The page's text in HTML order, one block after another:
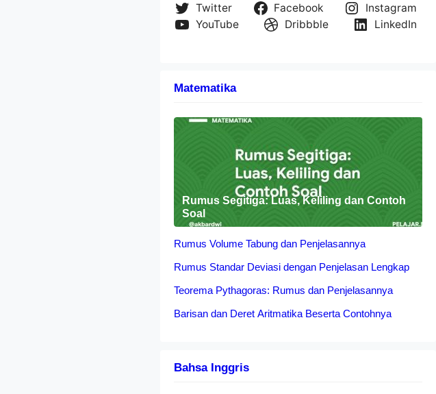
Twitter Facebook
Instagram
YouTube
Dribbble LinkedIn
Matematika
Rumus Segitiga: Luas, Keliling dan Contoh
Soal
Rumus Volume Tabung dan Penjelasannya
Rumus Standar Deviasi dengan Penjelasan Lengkap
Teorema Pythagoras: Rumus dan Penjelasannya
Barisan dan Deret Aritmatika Beserta Contohnya
Bahsa Inggris